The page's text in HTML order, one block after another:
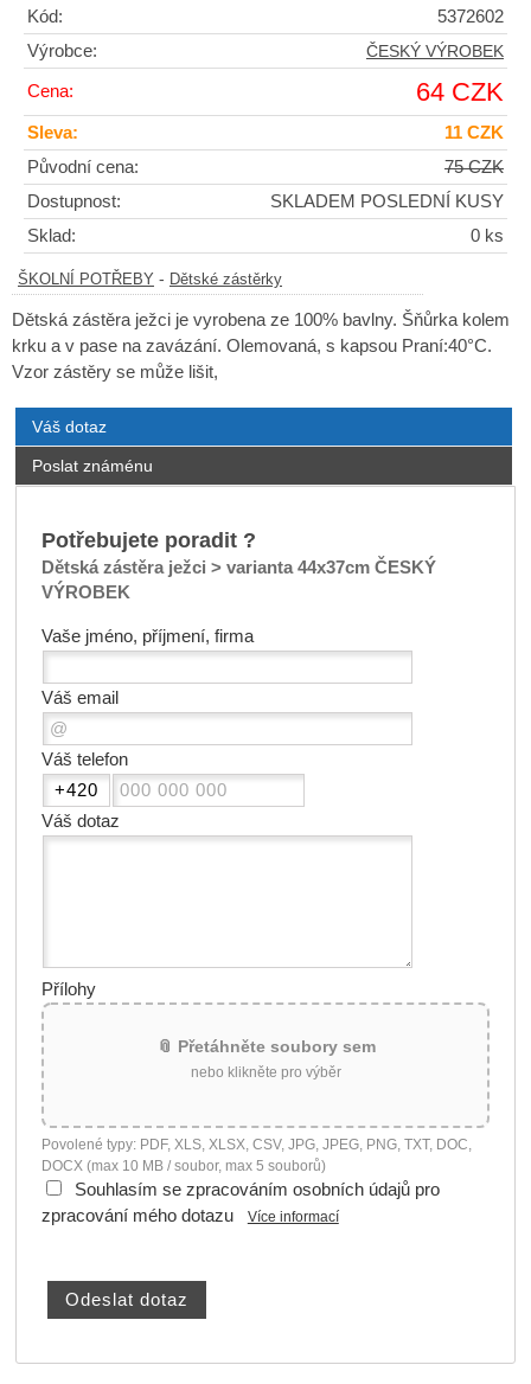
Kód:
5372602
Výrobce:
ČESKÝ VÝROBEK
Cena: 64 CZK
Sleva:
11 CZK
Původní cena:
75 CZK
Dostupnost:
SKLADEM POSLEDNÍ KUSY
Sklad:
0 ks
ŠKOLNÍ POTŘEBY - Dětské zástěrky
Dětská zástěra ježci je vyrobena ze 100% bavlny. Šňůrka kolem
krku a v pase na zavázání. Olemovaná, s kapsou Praní:40°C.
Vzor zástěry se může lišit,
Váš dotaz
Poslat známénu
Potřebujete poradit ?
Dětská zástěra ježci > varianta 44x37cm ČESKÝ
VÝROBEK
Vaše jméno, příjmení, firma
Váš email
Váš telefon
Váš dotaz
Přílohy
📎 Přetáhněte soubory sem
nebo klikněte pro výběr
Povolené typy: PDF, XLS, XLSX, CSV, JPG, JPEG, PNG, TXT, DOC,
DOCX (max 10 MB / soubor, max 5 souborů)
Souhlasím se zpracováním osobních údajů pro
zpracování mého dotazu
Více informací